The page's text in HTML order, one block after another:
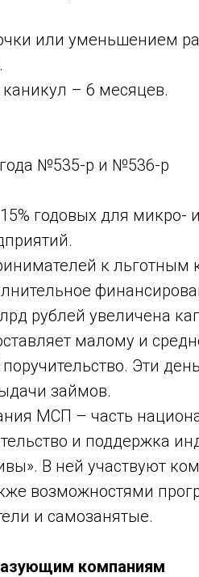
или уменьшением
– 6 месяцев.
№535-р и №536-р
годовых для микро-
к льготным
рублей увеличена
малому и
Эти
займов.
МСП – часть
и поддержка
В ней участвуют
возможностями
и самозанятые.
компаниям